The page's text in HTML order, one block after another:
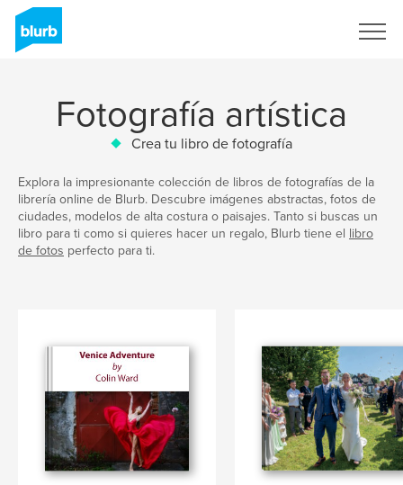
Fotografía artística
Crea tu libro de fotografía
Explora la impresionante colección de libros de fotografías de la
librería online de Blurb. Descubre imágenes abstractas, fotos de
ciudades, modelos de alta costura o paisajes. Tanto si buscas un
libro para ti como si quieres hacer un regalo, Blurb tiene el libro
de fotos perfecto para ti.